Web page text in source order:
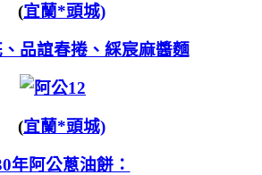
(宜蘭*頭城)
品誼春捲、綵宸麻醬麵
(宜蘭*頭城)
年阿公蔥油餅：